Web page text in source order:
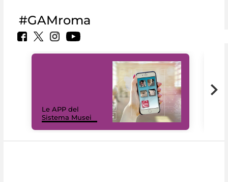
#GAMroma
Le APP del
Sistema Musei